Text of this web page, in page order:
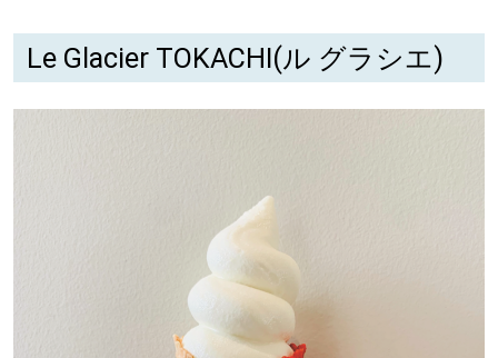
Le Glacier TOKACHI(ル グラシエ)